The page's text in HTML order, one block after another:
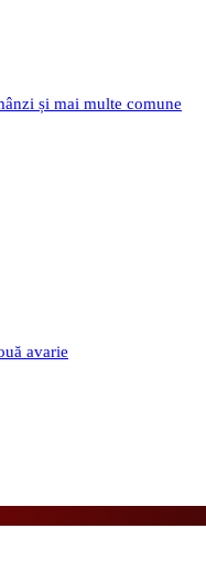
și mai multe comune
avarie